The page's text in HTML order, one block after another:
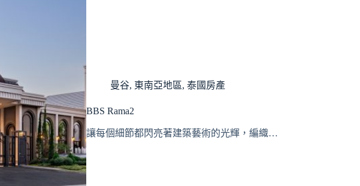
曼谷, 東南亞地區, 泰國房產
BBS Rama2
讓每個細節都閃亮著建築藝術的光輝，編織…